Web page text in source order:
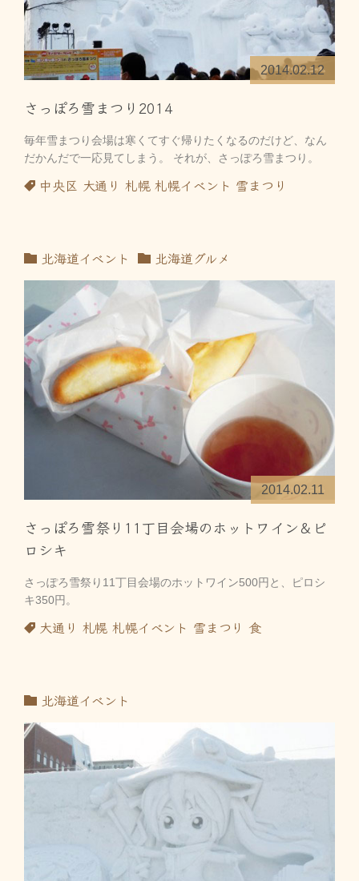
2014.02.12
さっぽろ雪まつり2014
毎年雪まつり会場は寒くてすぐ帰りたくなるのだけど、なん
だかんだで一応見てしまう。 それが、さっぽろ雪まつり。
中央区 大通り 札幌 札幌イベント 雪まつり
北海道イベント 北海道グルメ
2014.02.11
さっぽろ雪祭り11丁目会場のホットワイン＆ピ
ロシキ
さっぽろ雪祭り11丁目会場のホットワイン500円と、ピロシ
キ350円。
大通り 札幌 札幌イベント 雪まつり 食
北海道イベント